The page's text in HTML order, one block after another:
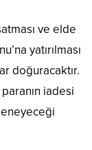
ve elde
yatırılması
doğuracaktır.
iadesi